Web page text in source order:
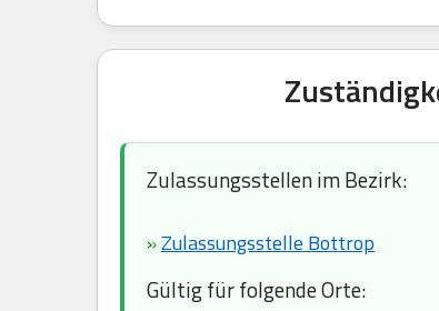
Zulassungsstellen im Bezirk:
»Zulassungsstelle Bottrop
Gültig für folgende Orte: